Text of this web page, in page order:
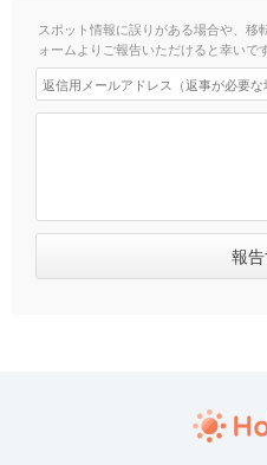
スポット情報に誤りがある場合や、
ォームよりご報告いただけると幸いです